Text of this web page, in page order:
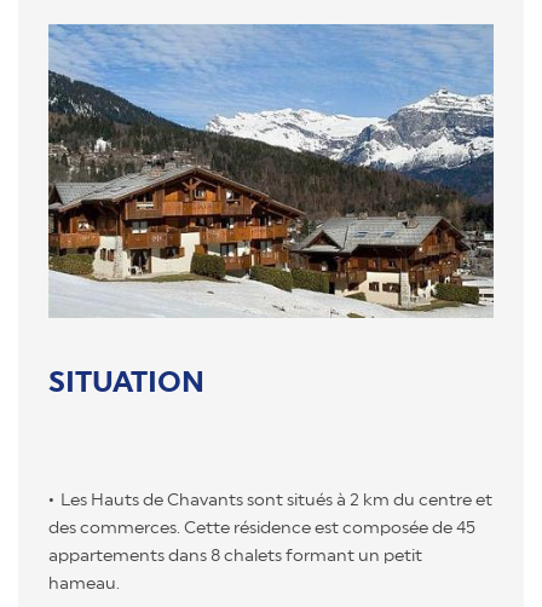
SITUATION
Les Hauts de Chavants sont situés à 2 km du centre et
des commerces. Cette résidence est composée de 45
appartements dans 8 chalets formant un petit
hameau.